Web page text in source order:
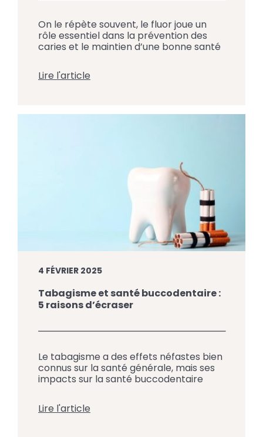
On le répète souvent, le fluor joue un
rôle essentiel dans la prévention des
caries et le maintien d’une bonne santé
questions subsistent : d’où vient le fluor ?
Comment agit-il sur les dents ? Est-il
Jacques-Cartier à Saint-Jean-sur-
Lire l'article
4 FÉVRIER 2025
Tabagisme et santé buccodentaire :
5 raisons d’écraser
Le tabagisme a des effets néfastes bien
connus sur la santé générale, mais ses
impacts sur la santé buccodentaire
nuire aux dents et aux gencives, fumer
augmente le risque de pathologies
Lire l'article